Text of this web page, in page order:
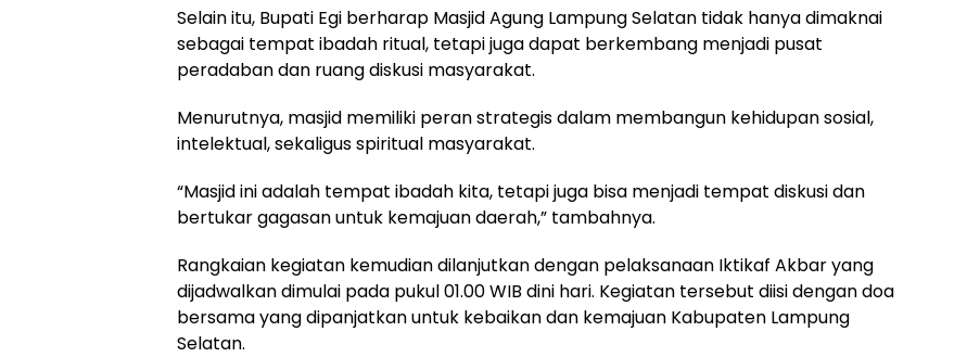
Selain itu, Bupati Egi berharap Masjid Agung Lampung Selatan tidak hanya dimaknai
sebagai tempat ibadah ritual, tetapi juga dapat berkembang menjadi pusat
peradaban dan ruang diskusi masyarakat.
Menurutnya, masjid memiliki peran strategis dalam membangun kehidupan sosial,
intelektual, sekaligus spiritual masyarakat.
“Masjid ini adalah tempat ibadah kita, tetapi juga bisa menjadi tempat diskusi dan
bertukar gagasan untuk kemajuan daerah,” tambahnya.
Rangkaian kegiatan kemudian dilanjutkan dengan pelaksanaan Iktikaf Akbar yang
dijadwalkan dimulai pada pukul 01.00 WIB dini hari. Kegiatan tersebut diisi dengan doa
bersama yang dipanjatkan untuk kebaikan dan kemajuan Kabupaten Lampung
Selatan.